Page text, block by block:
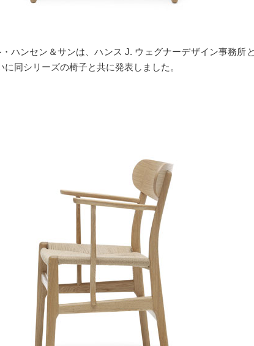
ハンセン＆サンは、ハンス J. ウェグナーデザイン事務所
同シリーズの椅子と共に発表しました。